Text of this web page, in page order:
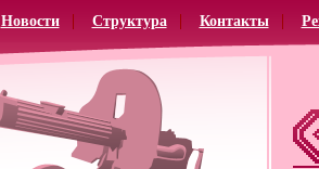
Новости Структура Контакты